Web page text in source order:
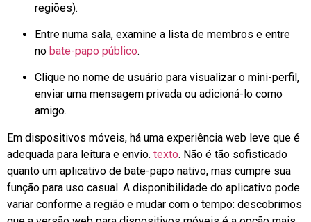
regiões).
Entre numa sala, examine a lista de membros e entre
no bate-papo público.
Clique no nome de usuário para visualizar o mini-perfil,
enviar uma mensagem privada ou adicioná-lo como
amigo.
Em dispositivos móveis, há uma experiência web leve que é
adequada para leitura e envio. texto. Não é tão sofisticado
quanto um aplicativo de bate-papo nativo, mas cumpre sua
função para uso casual. A disponibilidade do aplicativo pode
variar conforme a região e mudar com o tempo: descobrimos